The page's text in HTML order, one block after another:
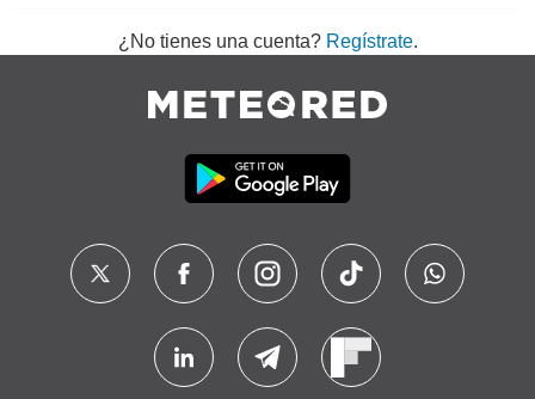
¿No tienes una cuenta? Regístrate.